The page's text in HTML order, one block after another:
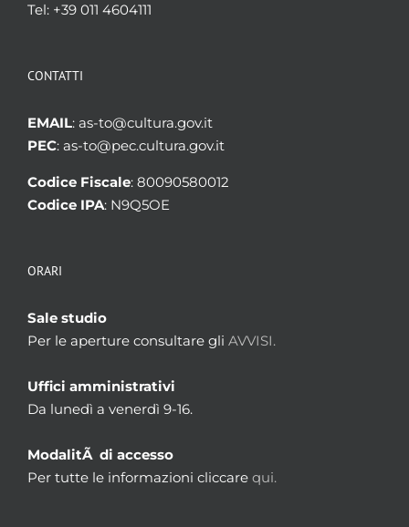
Tel: +39 011 4604111
CONTATTI
EMAIL: as-to@cultura.gov.it
PEC: as-to@pec.cultura.gov.it
Codice Fiscale: 80090580012
Codice IPA: N9Q5OE
ORARI
Sale studio
Per le aperture consultare gli AVVISI.
Uffici amministrativi
Da lunedì a venerdì 9-16.
ModalitÃ di accesso
Per tutte le informazioni cliccare qui.